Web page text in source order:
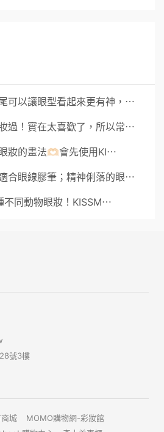
可以讓眼型看起來更有神，⋯
過！實在太喜歡了，所以常⋯
妝的畫法🫶🏻會先使用KI⋯
合眼線膠筆；精神俐落的眼⋯
不同動物眼妝！KISSM⋯
號3樓
城
MOMO購物網-彩妝館